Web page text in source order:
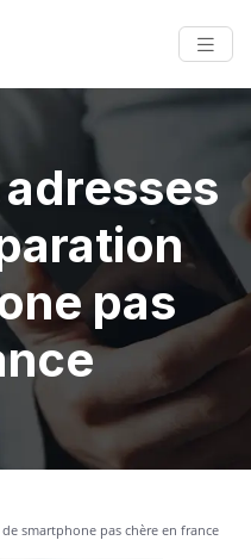
pas
smartphone pas chère en france